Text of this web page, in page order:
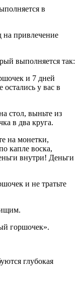
в
на привлечение
выполняется так:
и 7 дней
остались у вас в
стол, выньте из
в два круга.
на монетки,
капле воска,
внутри! Деньги
и не тратьте
горшочек».
глубокая